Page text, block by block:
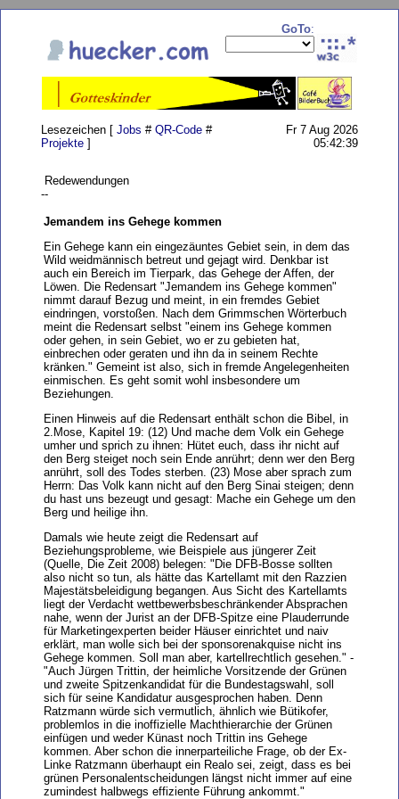
GoTo:
Lesezeichen [ Jobs # QR-Code #
Projekte ]
Fr 7 Aug 2026
05:42:39
Redewendungen
--
Jemandem ins Gehege kommen
Ein Gehege kann ein eingezäuntes Gebiet sein, in dem das
Wild weidmännisch betreut und gejagt wird. Denkbar ist
auch ein Bereich im Tierpark, das Gehege der Affen, der
Löwen. Die Redensart "Jemandem ins Gehege kommen"
nimmt darauf Bezug und meint, in ein fremdes Gebiet
eindringen, vorstoßen. Nach dem Grimmschen Wörterbuch
meint die Redensart selbst "einem ins Gehege kommen
oder gehen, in sein Gebiet, wo er zu gebieten hat,
einbrechen oder geraten und ihn da in seinem Rechte
kränken." Gemeint ist also, sich in fremde Angelegenheiten
einmischen. Es geht somit wohl insbesondere um
Beziehungen.
Einen Hinweis auf die Redensart enthält schon die Bibel, in
2.Mose, Kapitel 19: (12) Und mache dem Volk ein Gehege
umher und sprich zu ihnen: Hütet euch, dass ihr nicht auf
den Berg steiget noch sein Ende anrührt; denn wer den Berg
anrührt, soll des Todes sterben. (23) Mose aber sprach zum
Herrn: Das Volk kann nicht auf den Berg Sinai steigen; denn
du hast uns bezeugt und gesagt: Mache ein Gehege um den
Berg und heilige ihn.
Damals wie heute zeigt die Redensart auf
Beziehungsprobleme, wie Beispiele aus jüngerer Zeit
(Quelle, Die Zeit 2008) belegen: "Die DFB-Bosse sollten
also nicht so tun, als hätte das Kartellamt mit den Razzien
Majestätsbeleidigung begangen. Aus Sicht des Kartellamts
liegt der Verdacht wettbewerbsbeschränkender Absprachen
nahe, wenn der Jurist an der DFB-Spitze eine Plauderrunde
für Marketingexperten beider Häuser einrichtet und naiv
erklärt, man wolle sich bei der sponsorenakquise nicht ins
Gehege kommen. Soll man aber, kartellrechtlich gesehen." -
"Auch Jürgen Trittin, der heimliche Vorsitzende der Grünen
und zweite Spitzenkandidat für die Bundestagswahl, soll
sich für seine Kandidatur ausgesprochen haben. Denn
Ratzmann würde sich vermutlich, ähnlich wie Bütikofer,
problemlos in die inoffizielle Machthierarchie der Grünen
einfügen und weder Künast noch Trittin ins Gehege
kommen. Aber schon die innerparteiliche Frage, ob der Ex-
Linke Ratzmann überhaupt ein Realo sei, zeigt, dass es bei
grünen Personalentscheidungen längst nicht immer auf eine
zumindest halbwegs effiziente Führung ankommt."